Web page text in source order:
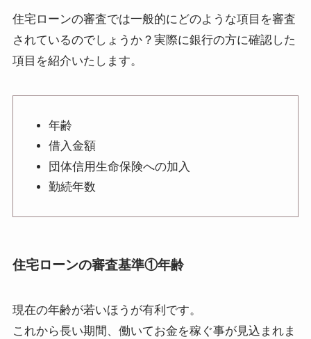
住宅ローンの審査では一般的にどのような項目を審査
されているのでしょうか？実際に銀行の方に確認した
項目を紹介いたします。
年齢
借入金額
団体信用生命保険への加入
勤続年数
住宅ローンの審査基準①年齢
現在の年齢が若いほうが有利 です。
これから長い期間、働いてお金を稼ぐ事が見込まれま